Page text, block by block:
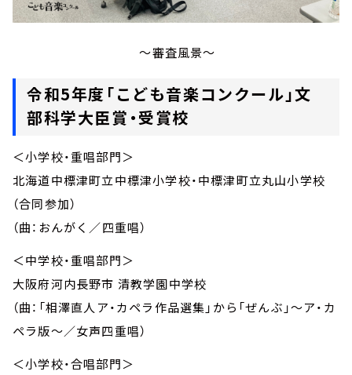
～審査風景～
令和5年度「こども音楽コンクール」文
部科学大臣賞・受賞校
＜小学校・重唱部門＞
北海道中標津町立中標津小学校・中標津町立丸山小学校
（合同参加）
（曲：おんがく／四重唱）
＜中学校・重唱部門＞
大阪府河内長野市 清教学園中学校
（曲：「相澤直人ア・カペラ作品選集」から「ぜんぶ」～ア・カ
ペラ版～／女声四重唱）
＜小学校・合唱部門＞